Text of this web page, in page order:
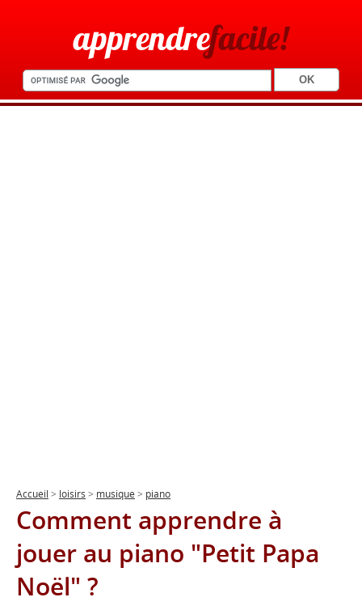
apprendrefacile!
Accueil > loisirs > musique > piano
Comment apprendre à
jouer au piano "Petit Papa
Noël" ?